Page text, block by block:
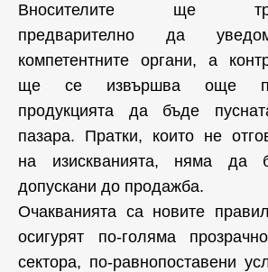
Вносителите ще
предварително да
компетентните органи, а
ще се извършва още
продукцията да бъде
пазара. Пратки, които не
на изискванията, няма да
допускани до продажба.
Очакванията са новите
осигурят по-голяма
сектора, по-равнопоставени